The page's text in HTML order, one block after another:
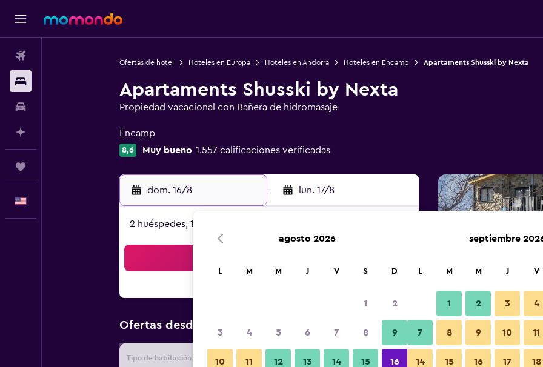
Ofertas de hotel Hoteles en Europa Hoteles en Andorra Hoteles en Encamp Apartaments Shusski by Nexta
Apartaments Shusski by Nexta
Propiedad vacacional con Bañera de hidromasaje
Encamp
8,6 Muy bueno 1.557 calificaciones verificadas
dom. 16/8 - lun. 17/8
2 huéspedes, 1 habitación
Ofertas desde Oferta más barata de precio por noche
Tipo de habitación Proveedor Total noche
Edificio
agosto 2026
L M M J V S D
1 2
3 4 5 6 7 8 9
10 11 12 13 14 15 16
septiembre
L M M J V
1 2 3 4
7 8 9 10 11
14 15 16 17 18